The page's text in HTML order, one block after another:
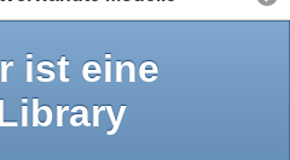
ist eine